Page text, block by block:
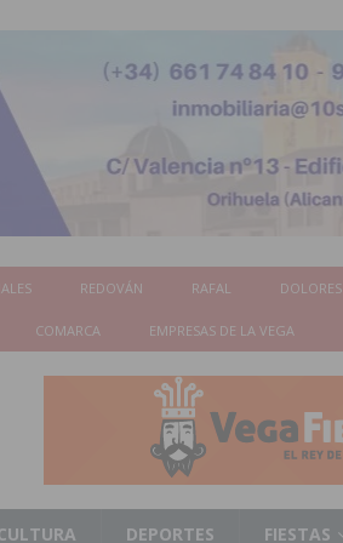
REDOVÁN RAFAL DOLORES
COMARCA EMPRESAS DE LA VEGA
DEPORTES FIESTAS